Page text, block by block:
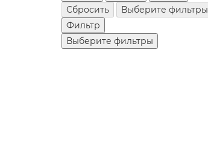
Сбросить
Выберите фильтры
Фильтр
Выберите фильтры